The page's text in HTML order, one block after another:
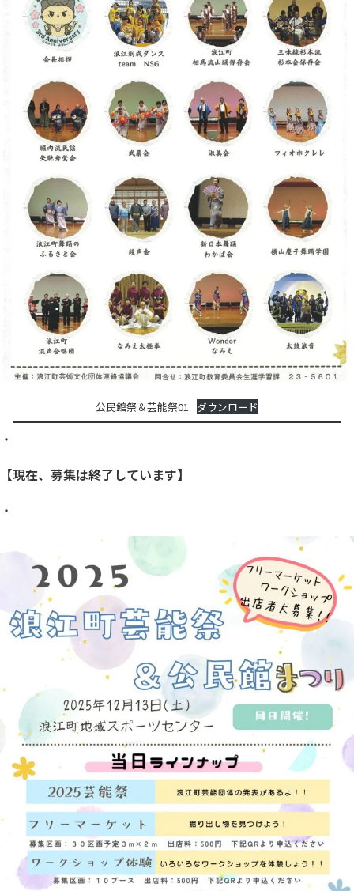
公民館祭＆芸能祭01 ダウンロード
・
【現在、募集は終了しています】
・